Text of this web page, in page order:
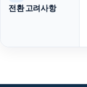
전환 고려사항